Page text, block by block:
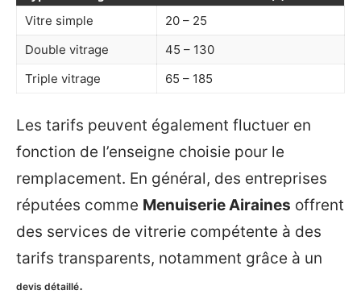
Vitre simple
20 – 25
Double vitrage
45 – 130
Triple vitrage
65 – 185
Les tarifs peuvent également fluctuer en
fonction de l’enseigne choisie pour le
remplacement. En général, des entreprises
réputées comme Menuiserie Airaines offrent
des services de vitrerie compétente à des
tarifs transparents, notamment grâce à un
devis détaillé.